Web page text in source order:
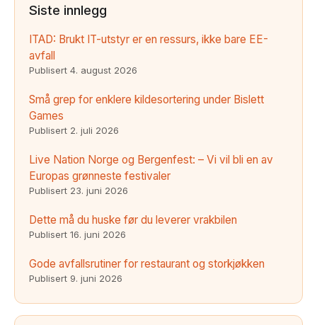
Siste innlegg
ITAD: Brukt IT-utstyr er en ressurs, ikke bare EE-
avfall
Publisert 4. august 2026
Små grep for enklere kildesortering under Bislett
Games
Publisert 2. juli 2026
Live Nation Norge og Bergenfest: – Vi vil bli en av
Europas grønneste festivaler
Publisert 23. juni 2026
Dette må du huske før du leverer vrakbilen
Publisert 16. juni 2026
Gode avfallsrutiner for restaurant og storkjøkken
Publisert 9. juni 2026